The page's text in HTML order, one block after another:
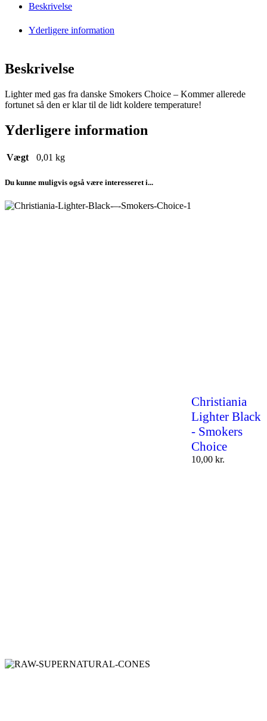
Beskrivelse
Yderligere information
Beskrivelse
Lighter med gas fra danske Smokers Choice – Kommer allerede
fortunet så den er klar til de lidt koldere temperature!
Yderligere information
Vægt 0,01 kg
Du kunne muligvis også være interesseret i...
Christiania
Lighter Black
- Smokers
Choice
10,00 kr.